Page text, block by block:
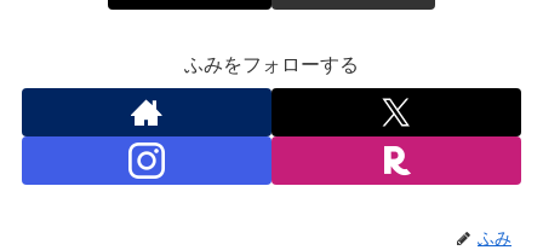
ふみをフォローする
ふみ